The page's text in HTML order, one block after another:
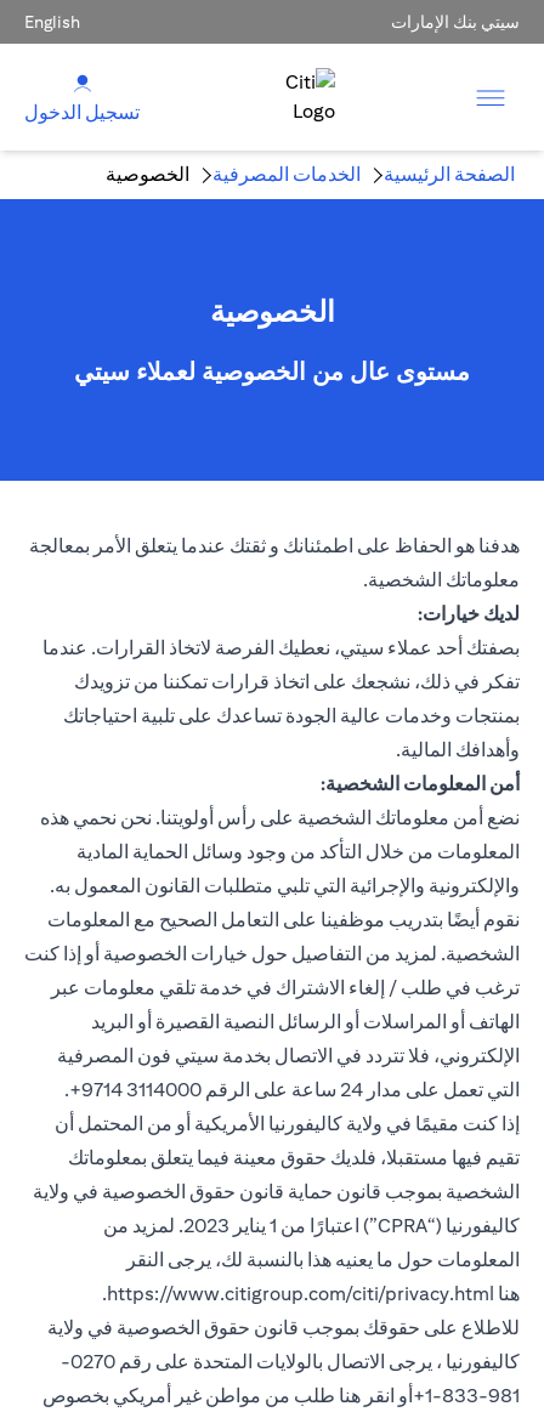
سيتي بنك الإمارات English
تسجيل الدخول
الصفحة الرئيسية الخدمات المصرفية الخصوصية
الخصوصية
مستوى عال من الخصوصية لعملاء سيتي
هدفنا هو الحفاظ على اطمئنانك و ثقتك عندما يتعلق الأمر بمعالجة
معلوماتك الشخصية.
لديك خيارات:
بصفتك أحد عملاء سيتي، نعطيك الفرصة لاتخاذ القرارات. عندما
تفكر في ذلك، نشجعك على اتخاذ قرارات تمكننا من تزويدك
بمنتجات وخدمات عالية الجودة تساعدك على تلبية احتياجاتك
وأهدافك المالية.
أمن المعلومات الشخصية:
نضع أمن معلوماتك الشخصية على رأس أولويتنا. نحن نحمي هذه
المعلومات من خلال التأكد من وجود وسائل الحماية المادية
والإلكترونية والإجرائية التي تلبي متطلبات القانون المعمول به.
نقوم أيضًا بتدريب موظفينا على التعامل الصحيح مع المعلومات
الشخصية. لمزيد من التفاصيل حول خيارات الخصوصية أو إذا كنت
ترغب في طلب / إلغاء الاشتراك في خدمة تلقي معلومات عبر
الهاتف أو المراسلات أو الرسائل النصية القصيرة أو البريد
الإلكتروني، فلا تتردد في الاتصال بخدمة سيتي فون المصرفية
التي تعمل على مدار 24 ساعة على الرقم 3114000 9714+.
إذا كنت مقيمًا في ولاية كاليفورنيا الأمريكية أو من المحتمل أن
تقيم فيها مستقبلا، فلديك حقوق معينة فيما يتعلق بمعلوماتك
الشخصية بموجب قانون حماية قانون حقوق الخصوصية في ولاية
كاليفورنيا (“CPRA”) اعتبارًا من 1 يناير 2023. لمزيد من
المعلومات حول ما يعنيه هذا بالنسبة لك، يرجى النقر
هنا https://www.citigroup.com/citi/privacy.html
(opens in a new tab).
للاطلاع على حقوقك بموجب قانون حقوق الخصوصية في ولاية
كاليفورنيا ، يرجى الاتصال بالولايات المتحدة على رقم 0270-
981-833-1+أو انقر هنا
طلب من مواطن غير أمريكي بخصوص